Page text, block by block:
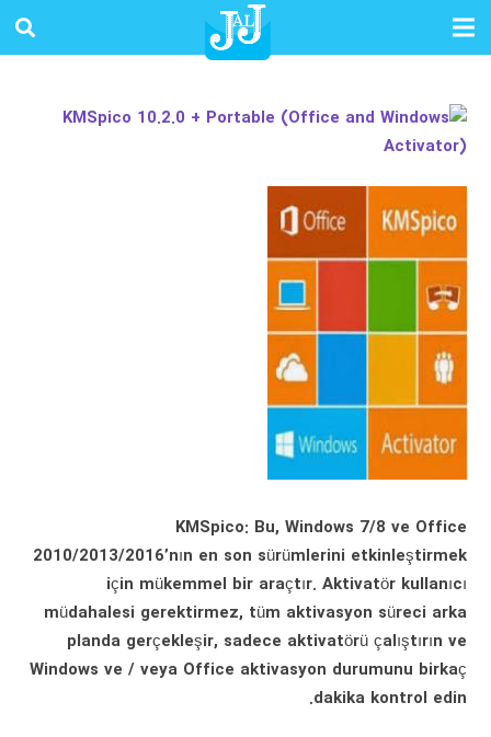
KMSpico: Bu, Windows 7/8 ve Office
2010/2013/2016’nın en son sürümlerini etkinleştirmek
için mükemmel bir araçtır. Aktivatör kullanıcı
müdahalesi gerektirmez, tüm aktivasyon süreci arka
planda gerçekleşir, sadece aktivatörü çalıştırın ve
Windows ve / veya Office aktivasyon durumunu birkaç
dakika kontrol edin.